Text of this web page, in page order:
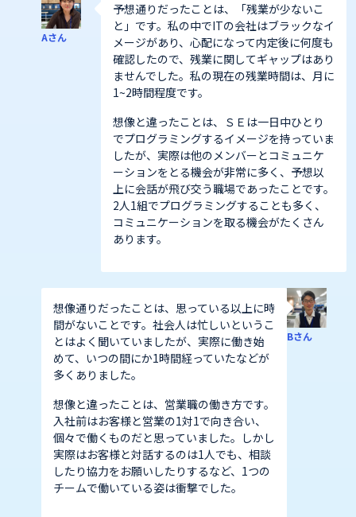
Aさん
予想通りだったことは、「残業が少ないこ
と」です。私の中でITの会社はブラックなイ
メージがあり、心配になって内定後に何度も
確認したので、残業に関してギャップはあり
ませんでした。私の現在の残業時間は、月に
1~2時間程度です。
想像と違ったことは、ＳＥは一日中ひとり
でプログラミングするイメージを持っていま
したが、実際は他のメンバーとコミュニケ
ーションをとる機会が非常に多く、予想以
上に会話が飛び交う職場であったことです。
2人1組でプログラミングすることも多く、
コミュニケーションを取る機会がたくさん
あります。
Bさん
想像通りだったことは、思っている以上に時
間がないことです。社会人は忙しいというこ
とはよく聞いていましたが、実際に働き始
めて、いつの間にか1時間経っていたなどが
多くありました。
想像と違ったことは、営業職の働き方です。
入社前はお客様と営業の1対1で向き合い、
個々で働くものだと思っていました。しかし
実際はお客様と対話するのは1人でも、相談
したり協力をお願いしたりするなど、1つの
チームで働いている姿は衝撃でした。